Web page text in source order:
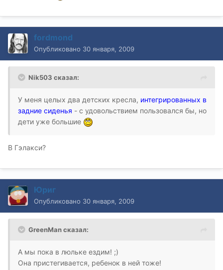
fordmond
Опубликовано 30 января, 2009
Nik503 сказал:
У меня целых два детских кресла, интегрированных в
задние сиденья - с удовольствием пользовался бы, но
дети уже большие
В Гэлакси?
Юриг
Опубликовано 30 января, 2009
GreenMan сказал:
А мы пока в люльке ездим! ;)
Она пристегивается, ребенок в ней тоже!